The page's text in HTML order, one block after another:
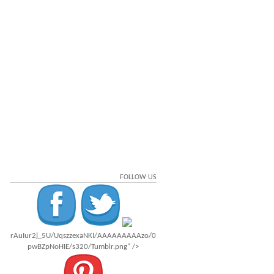
FOLLOW US
rAuIur2j_5U/UqszzexaNKI/AAAAAAAAAzo/0
pwBZpNoHIE/s320/Tumblr.png" />